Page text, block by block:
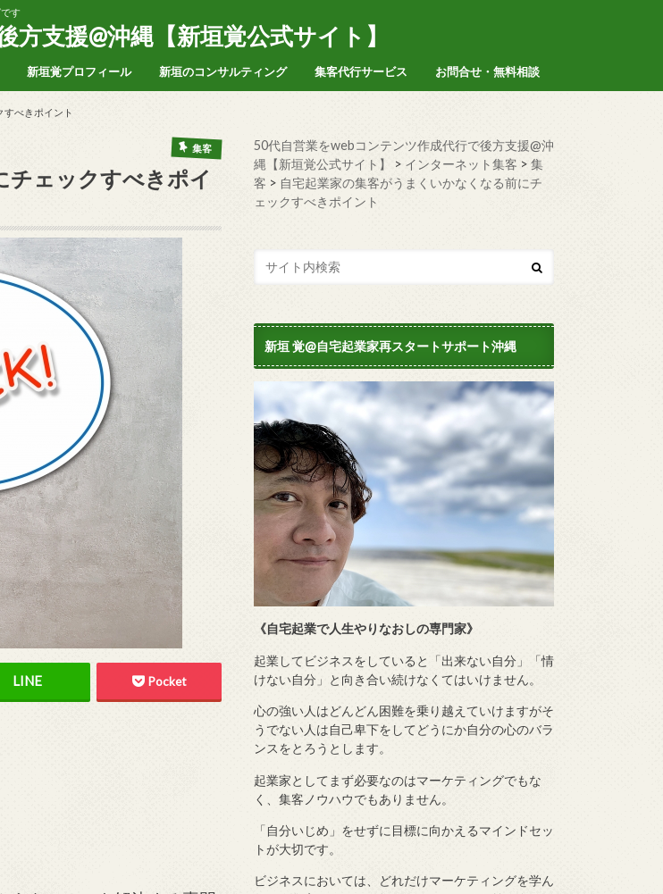
す
支援@沖縄【新垣覚公式サイト】
新垣覚プロフィール 新垣のコンサルティング 集客代行サービス お問合せ・無料相談
すべきポイント
集客
チェックすべきポイ
Pocket
50代自営業をwebコンテンツ作成代行で後方支援@沖
縄【新垣覚公式サイト】
> インターネット集客 > 集
客 > 自宅起業家の集客がうまくいかなくなる前にチ
ェックすべきポイント
新垣 覚@自宅起業家再スタートサポート沖縄
《自宅起業で人生やりなおしの専門家》
起業してビジネスをしていると「出来ない自分」「情
けない自分」と向き合い続けなくてはいけません。
心の強い人はどんどん困難を乗り越えていけますがそ
うでない人は自己卑下をしてどうにか自分の心のバラ
ンスをとろうとします。
起業家としてまず必要なのはマーケティングでもな
く、集客ノウハウでもありません。
「自分いじめ」をせずに目標に向かえるマインドセッ
トが大切です。
ビジネスにおいては、どれだけマーケティングを学ん